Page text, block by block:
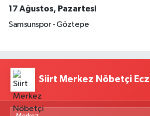
17 Ağustos, Pazartesi
Samsunspor - Göztepe
Siirt Merkez Nöbetçi